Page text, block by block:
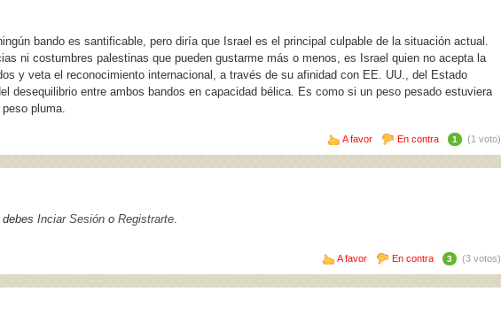
bando es santificable, pero diría que Israel es el principal culpable de la situación actual.
ni costumbres palestinas que pueden gustarme más o menos, es Israel quien no acepta la
y veta el reconocimiento internacional, a través de su afinidad con EE. UU., del Estado
desequilibrio entre ambos bandos en capacidad bélica. Es como si un peso pesado estuviera
pluma.
A favor En contra 1 (1 voto)
Inciar Sesión o Registrarte.
A favor En contra 3 (3 votos)